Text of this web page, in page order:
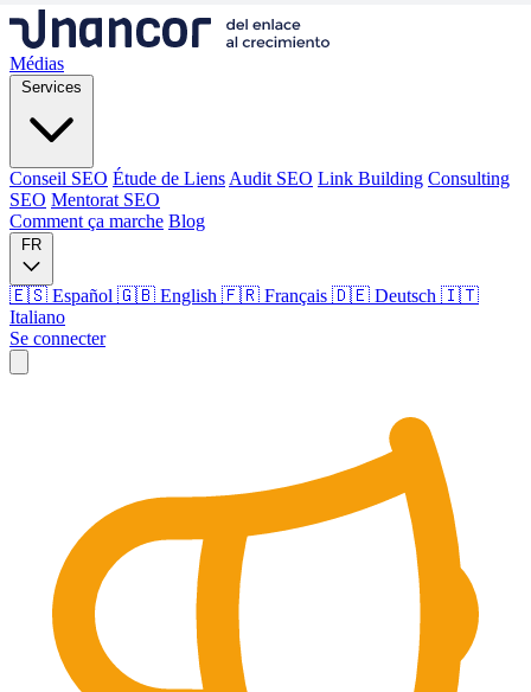
Médias
Services
Conseil SEO Étude de Liens Audit SEO Link Building Consulting
SEO Mentorat SEO
Comment ça marche Blog
FR
🇪🇸 Español 🇬🇧 English 🇫🇷 Français 🇩🇪 Deutsch 🇮🇹
Italiano
Se connecter
Étude de LiensAudit SEO Link Building
Consulting
Mentorat SEO
Comment ça marche Blog
Langue
🇪🇸 ES
🇬🇧 EN 🇫🇷 FR 🇩🇪 DE
Se connecter